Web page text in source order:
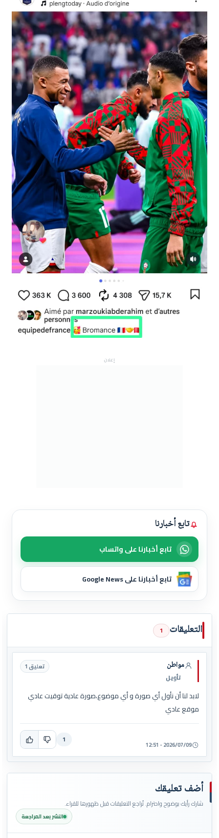
إعلان
تابع أخبارنا
تابع أخبارنا على واتساب
تابع أخبارنا على Google News
التعليقات 1
مواطن
تأويل
تعليق 1
لابد لنا أن نأول أي صورة و أي موضوع،صورة عادية توقيت عادي
موقع عادي
2026/07/09 - 12:51
1
أضف تعليقك
شارك رأيك بوضوح واحترام. تُراجع التعليقات قبل ظهورها للقراء.
النشر بعد المراجعة